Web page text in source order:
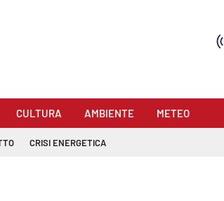
CULTURA AMBIENTE METEO
CRISI ENERGETICA